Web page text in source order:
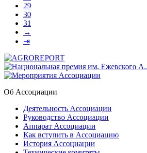
29
30
31
→
⇥
Об Ассоциации
Деятельность Ассоциации
Руководство Ассоциации
Аппарат Ассоциации
Как вступить в Ассоциацию
История Ассоциации